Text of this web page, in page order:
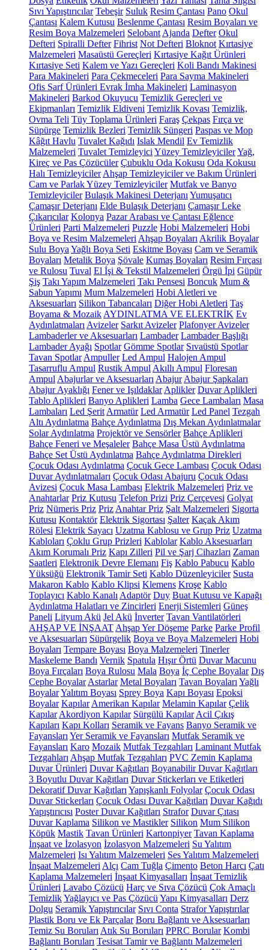
Sıvı Yapıştırıcılar Tebeşir Suluk Resim Çantası Pano Okul
Çantası Kalem Kutusu Beslenme Çantası Resim Boyaları ve
Resim Boya Malzemeleri Selobant Ajanda Defter Okul
Defteri Spiralli Defter Fihrist Not Defteri Bloknot Kırtasiye
Malzemeleri Masaüstü Gereçleri Kırtasiye Kağıt Ürünleri
Kırtasiye Seti Kalem ve Yazı Gereçleri Koli Bandı Makinesi
Para Makineleri Para Çekmeceleri Para Sayma Makineleri
Ofis Sarf Ürünleri Evrak İmha Makineleri Laminasyon
Makineleri Barkod Okuyucu Temizlik Gereçleri ve
Ekipmanları Temizlik Eldiveni Temizlik Kovası Temizlik,
Ovma Teli Tüy Toplama Ürünleri Faraş Çekpas Fırça ve
Süpürge Temizlik Bezleri Temizlik Süngeri Paspas ve Mop
Kâğıt Havlu Tuvalet Kağıdı Islak Mendil Ev Temizlik
Malzemeleri Tuvalet Temizleyici Yüzey TemizleyicilerYağ,
Kireç ve Pas Çözücüler Çubuklu Oda Kokusu Oda Kokusu
Halı Temizleyiciler Ahşap Temizleyiciler ve Bakım Ürünleri
Cam ve Parlak Yüzey Temizleyiciler Mutfak ve Banyo
Temizleyiciler Bulaşık Makinesi Deterjanı Yumuşatıcı
Çamaşır Deterjanı Elde Bulaşık Deterjanı Çamaşır Leke
Çıkarıcılar Kolonya Pazar Arabası ve Çantası Eğlence
Ürünleri Parti Malzemeleri Puzzle Hobi Malzemeleri Hobi
Boya ve Resim Malzemeleri Ahşap Boyaları Akrilik Boyalar
Sulu Boya Yağlı Boya Seti Eskitme Boyası Cam ve Seramik
Boyaları Metalik Boya Şövale Kumaş Boyaları Resim Fırçası
ve Rulosu Tuval El İşi & Tekstil Malzemeleri Örgü İpi Güpür
Şiş Takı Yapım Malzemeleri Takı Pensesi Boncuk Mum &
Sabun Yapımı Mum Malzemeleri Hobi Aletleri ve
Aksesuarları Silikon Tabancaları Diğer Hobi Aletleri Taş
Boyama & Mozaik AYDINLATMA VE ELEKTRİK Ev
Aydınlatmaları Avizeler Sarkıt Avizeler Plafonyer Avizeler
Lambaderler ve Aksesuarları Lambader Lambader Başlığı
Lambader Ayağı Spotlar Gömme Spotlar Sıvaüstü Spotlar
Tavan Spotlar Ampuller Led Ampul Halojen Ampul
Tasarruflu Ampul Rustik Ampul Akıllı Ampul Floresan
Ampul Abajurlar ve Aksesuarları Abajur Abajur Şapkaları
Abajur Ayaklığı Fener ve Işıldaklar Aplikler Duvar Aplikleri
Tablo Aplikleri Banyo Aplikleri Lamba Gece Lambaları Masa
Lambaları Led Şerit Armatür Led Armatür Led Panel Tezgah
Altı Aydınlatma Bahçe Aydınlatma Dış Mekan Aydınlatmalar
Solar Aydınlatma Projektör ve Sensörler Bahçe Aplikleri
Bahçe Feneri ve Meşaleler Bahçe Masa Üstü Aydınlatma
Bahçe Set Üstü Aydınlatma Bahçe Aydınlatma Direkleri
Çocuk Odası Aydınlatma Çocuk Gece Lambası Çocuk Odası
Duvar Aydınlatmaları Çocuk Odası Abajuru Çocuk Odası
Avizesi Çocuk Masa Lambası Elektrik Malzemeleri Priz ve
Anahtarlar Priz Kutusu Telefon Prizi Priz Çerçevesi Golyat
Priz Nümeris Priz Priz Anahtar Priz Şalt Malzemeleri Sigorta
Kutusu Kontaktör Elektrik Sigortası Şalter Kaçak Akım
Rölesi Elektrik Sayacı Uzatma Kablosu ve Grup Priz Uzatma
Kabloları Çoklu Grup Prizleri Kablolar Kablo Aksesuarları
Akım Korumalı Priz Kapı Zilleri Pil ve Şarj Cihazları Zaman
Saatleri Elektronik Devre Elemanı Fiş Kablo Pabucu Kablo
Yüksüğü Elektronik Tamir Seti Kablo Düzenleyiciler Susta
Makaron Kablo Kablo Klipsi Klemens Kroşe Kablo
Toplayıcı Kablo Kanalı Adaptör Duy Buat Kutusu ve Kapağı
Aydınlatma Halatları ve Zincirleri Enerji Sistemleri Güneş
Paneli Lityum Akü Jel Akü İnverter Tavan Vantilatörleri
AHŞAP VE İNŞAAT Ahşap Yer Döşeme Parke Parke Profil
ve Aksesuarları Süpürgelik Boya ve Boya Malzemeleri Hobi
Boyaları Tempare Boyası Boya Malzemeleri Tinerler
Maskeleme Bandı Vernik Spatula Hışır Örtü Duvar Macunu
Boya Fırçaları Boya Rulosu Mala Boya İç Cephe Boyalar Dış
Cephe Boyalar Astarlar Metal Boyaları Tavan Boyaları Yağlı
BoyalarYalıtım Boyası Sprey Boya Kapı Boyası Epoksi
Boyalar Kapılar Amerikan Kapılar Melamin Kapılar Çelik
Kapılar Akordiyon Kapılar Sürgülü Kapılar Acil Çıkış
Kapıları Kapı Kolları Seramik ve Fayans Banyo Seramik ve
Fayansları Yer Seramik ve Fayansları Mutfak Seramik ve
Fayansları Karo Mozaik Mutfak Tezgahları Laminant Mutfak
Tezgahları Ahşap Mutfak Tezgahları PVC Zemin Kaplama
Duvar Ürünleri Duvar Kağıtları Boyanabilir Duvar Kağıtları
3 Boyutlu Duvar Kağıtları Duvar Stickerları ve Etiketleri
Dekoratif Duvar Kağıtları Yapışkanlı Folyolar Çocuk Odası
Duvar Stickerları Çocuk Odası Duvar Kağıtları Duvar Kağıdı
Yapıştırıcısı Poster Duvar Kağıtları Strafor Duvar Çıtası
Duvar Kaplama Silikon ve Mastikler Silikon Mum Silikon
Köpük Mastik Tavan Ürünleri Kartonpiyer Tavan Kaplama
İnşaat ve İzolasyon İzolasyon Malzemeleri Su Yalıtım
Malzemeleri Isı Yalıtım Malzemeleri Ses Yalıtım Malzemeleri
İnşaat Malzemeleri Alçı Cam Tuğla Çimento Beton Harcı Çatı
Kaplama Malzemeleri İnşaat Kimyasalları İnşaat Temizlik
Ürünleri Lavabo Çözücü Harç ve Sıva Çözücü Çok Amaçlı
TemizlikYağlayıcı ve Pas Çözücü Yapı Kimyasalları Derz
Dolgu Seramik Yapıştırıcılar Sıvı Conta Strafor Yapıştırılar
Plastik Boru ve Ek Parçalar Boru Bağlantı ve Aksesuarları
Temiz Su Boruları Atık Su Boruları PPRC Borular Kombi
Bağlantı Boruları Tesisat Tamir ve Bağlantı Malzemeleri